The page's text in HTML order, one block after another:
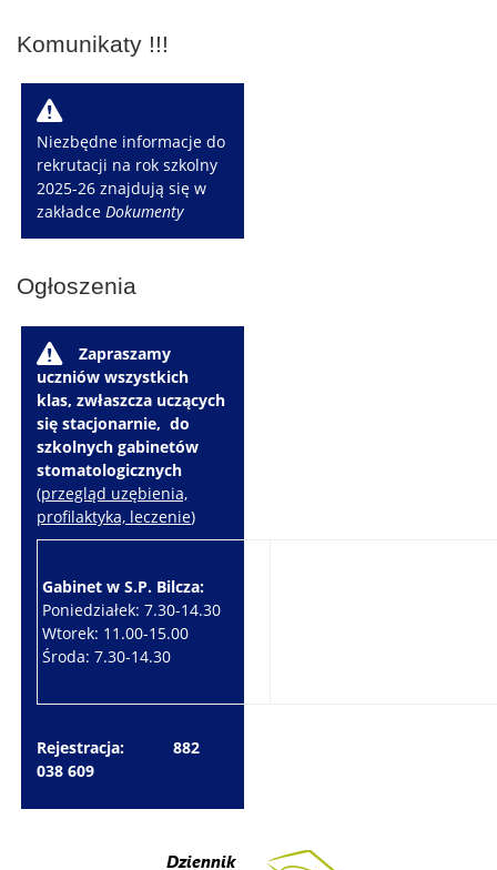
Komunikaty !!!
W
Niezbędne informacje do
rekrutacji na rok szkolny
2025-26 znajdują się w
zakładceDokumenty
Ogłoszenia
W
Zapraszamy
uczniów wszystkich
klas, zwłaszcza uczących
się stacjonarnie, do
szkolnych gabinetów
stomatologicznych
(przegląd uzębienia,
profilaktyka, leczenie)
Gabinet w S.P. Bilcza:
Poniedziałek: 7.30-14.30
Wtorek: 11.00-15.00
Środa: 7.30-14.30
Rejestracja: 882
038 609